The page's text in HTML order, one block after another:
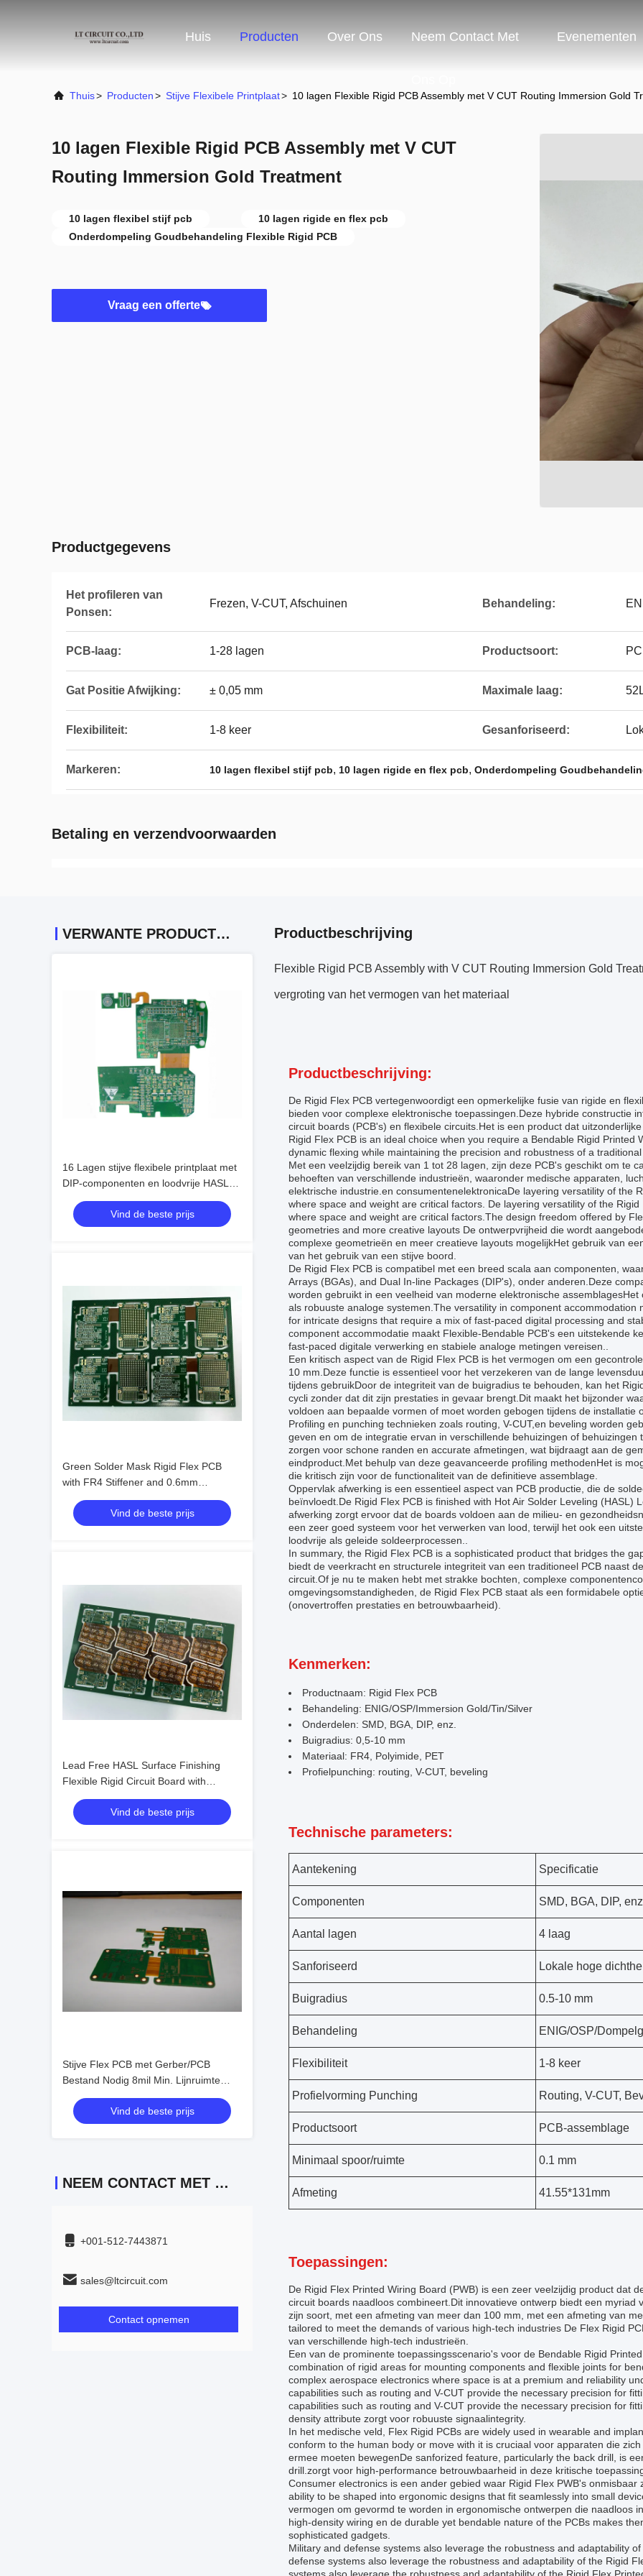
Huis Producten Over Ons Neem Contact Met Evenementen
Thuis> Producten> Stijve Flexibele Printplaat> 10 lagen Flexible Rigid PCB Assembly met V CUT Routing Immersion Gold
10 lagen Flexible Rigid PCB Assembly met V CUT
Routing Immersion Gold Treatment
10 lagen flexibel stijf pcb
10 lagen rigide en flex pcb
Onderdompeling Goudbehandeling Flexible Rigid PCB
Vraag een offerte
Productgegevens
Het profileren van
Ponsen:
Frezen, V-CUT, Afschuinen Behandeling:
PCB-laag: 1-28 lagen Productsoort:
Gat Positie Afwijking: ± 0,05 mm Maximale laag:
Flexibiliteit: 1-8 keer Gesanforiseerd:
Markeren: 10 lagen flexibel stijf pcb, 10 lagen rigide en flex pcb, Onderdompeling
Betaling en verzendvoorwaarden
VERWANTE PRODUCTEN
16 Lagen stijve flexibele printplaat met
DIP-componenten en loodvrije HASL-
oppervlakteafwerking
Vind de beste prijs
Green Solder Mask Rigid Flex PCB
with FR4 Stiffener and 0.6mm
Thickness Advanced Technology
Vind de beste prijs
Lead Free HASL Surface Finishing
Flexible Rigid Circuit Board with
Durable Carton Box Outer for Versatile
ApplicationsVind de beste prijs
Stijve Flex PCB met Gerber/PCB
Bestand Nodig 8mil Min. Lijnruimte
0,075mm Min. Lijnbreedte/Afstand
Buitenste Kartonnen Doos
Vind de beste prijs
NEEM CONTACT MET ONS OP
+001-512-7443871
sales@ltcircuit.com
Contact opnemen
Productbeschrijving
Flexible Rigid PCB Assembly with V CUT Routing Immersion Gold
vergroting van het vermogen van het materiaal
Productbeschrijving:
De Rigid Flex PCB vertegenwoordigt een opmerkelijke fusie van rigide en
bieden voor complexe elektronische toepassingen.Deze hybride constructie
circuit boards (PCB's) en flexibele circuits.Het is een product dat
Rigid Flex PCB is an ideal choice when you require a Bendable Rigid
dynamic flexing while maintaining the precision and robustness of a traditional
Met een veelzijdig bereik van 1 tot 28 lagen, zijn deze PCB's geschikt om te
behoeften van verschillende industrieën, waaronder medische apparaten,
elektrische industrie.en consumentenelektronicaDe layering versatility of the
where space and weight are critical factors. De layering versatility of the
where space and weight are critical factors.The design freedom offered by
geometries and more creative layouts De ontwerpvrijheid die wordt
complexe geometrieën en meer creatieve layouts mogelijkHet gebruik van
van het gebruik van een stijve boord.
De Rigid Flex PCB is compatibel met een breed scala aan componenten,
Arrays (BGAs), and Dual In-line Packages (DIP's), onder anderen.Deze
worden gebruikt in een veelheid van moderne elektronische
als robuuste analoge systemen.The versatility in component accommodation
for intricate designs that require a mix of fast-paced digital processing and
component accommodatie maakt Flexible-Bendable PCB's een uitstekende
fast-paced digitale verwerking en stabiele analoge metingen vereisen..
Een kritisch aspect van de Rigid Flex PCB is het vermogen om een
10 mm.Deze functie is essentieel voor het verzekeren van de lange
tijdens gebruikDoor de integriteit van de buigradius te behouden, kan het
cycli zonder dat dit zijn prestaties in gevaar brengt.Dit maakt het bijzonder
voldoen aan bepaalde vormen of moet worden gebogen tijdens de installatie
Profiling en punching technieken zoals routing, V-CUT,en beveling worden
geven en om de integratie ervan in verschillende behuizingen of
zorgen voor schone randen en accurate afmetingen, wat bijdraagt aan de
eindproduct.Met behulp van deze geavanceerde profiling methodenHet is
die kritisch zijn voor de functionaliteit van de definitieve assemblage.
Oppervlak afwerking is een essentieel aspect van PCB productie, die de
beïnvloedt.De Rigid Flex PCB is finished with Hot Air Solder Leveling
afwerking zorgt ervoor dat de boards voldoen aan de milieu- en
een zeer goed systeem voor het verwerken van lood, terwijl het ook een
loodvrije als geleide soldeerprocessen..
In summary, the Rigid Flex PCB is a sophisticated product that bridges the
biedt de veerkracht en structurele integriteit van een traditioneel PCB naast
circuit.Of je nu te maken hebt met strakke bochten, complexe
omgevingsomstandigheden, de Rigid Flex PCB staat als een formidabele
(onovertroffen prestaties en betrouwbaarheid).
Kenmerken:
Productnaam: Rigid Flex PCB
Behandeling: ENIG/OSP/Immersion Gold/Tin/Silver
Onderdelen: SMD, BGA, DIP, enz.
Buigradius: 0,5-10 mm
Materiaal: FR4, Polyimide, PET
Profielpunching: routing, V-CUT, beveling
Technische parameters:
Aantekening Specificatie
Componenten SMD, BGA, DIP,
Aantal lagen 4 laag
Sanforiseerd Lokale hoge
Buigradius 0.5-10 mm
Behandeling ENIG/OSP/
Flexibiliteit 1-8 keer
Profielvorming Punching Routing, V-CUT,
Productsoort PCB-assemblage
Minimaal spoor/ruimte 0.1 mm
Afmeting 41.55*131mm
Toepassingen:
De Rigid Flex Printed Wiring Board (PWB) is een zeer veelzijdig product dat
circuit boards naadloos combineert.Dit innovatieve ontwerp biedt een
zijn soort, met een afmeting van meer dan 100 mm, met een afmeting van
tailored to meet the demands of various high-tech industries De Flex Rigid
van verschillende high-tech industrieën.
Een van de prominente toepassingsscenario's voor de Bendable Rigid
combination of rigid areas for mounting components and flexible joints for
complex aerospace electronics where space is at a premium and reliability
capabilities such as routing and V-CUT provide the necessary precision for
capabilities such as routing and V-CUT provide the necessary precision for
density attribute zorgt voor robuuste signaalintegrity.
In het medische veld, Flex Rigid PCBs are widely used in wearable and
conform to the human body or move with it is cruciaal voor apparaten die
ermee moeten bewegenDe sanforized feature, particularly the back drill, is
drill.zorgt voor high-performance betrouwbaarheid in deze kritische
Consumer electronics is een ander gebied waar Rigid Flex PWB's
ability to be shaped into ergonomic designs that fit seamlessly into small
vermogen om gevormd te worden in ergonomische ontwerpen die naadloos
high-density wiring en de durable yet bendable nature of the PCBs makes
sophisticated gadgets.
Military and defense systems also leverage the robustness and adaptability
defense systems also leverage the robustness and adaptability of the Rigid